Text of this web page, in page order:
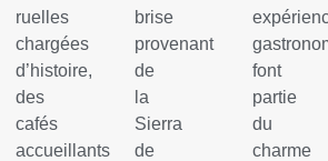
ruelles
chargées
d’histoire,
des
cafés
accueillants
brise
provenant
de
la
Sierra
de
font
partie
du
charme